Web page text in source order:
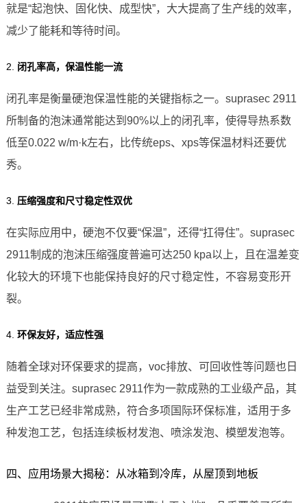
就是“起泡快、固化快、成型快”，大大提高了生产线的效率，
减少了能耗和等待时间。
2. 闭孔率高，保温性能一流
闭孔率是衡量硬泡保温性能的关键指标之一。suprasec 2911
所制备的泡沫通常能达到90%以上的闭孔率，使得导热系数
低至0.022 w/m·k左右，比传统eps、xps等保温材料还要优
秀。
3. 压缩强度和尺寸稳定性双优
在实际应用中，硬泡不仅要“保温”，还得“扛得住”。suprasec
2911制成的泡沫压缩强度普遍可达250 kpa以上，且在温差变
化较大的环境下也能保持良好的尺寸稳定性，不容易变形开
裂。
4. 环保友好，适应性强
随着全球对环保要求的提高，voc排放、可回收性等问题也日
益受到关注。suprasec 2911作为一款成熟的工业级产品，其
生产工艺已经非常成熟，符合多项国际环保标准，适用于多
种发泡工艺，包括连续板材发泡、喷涂发泡、模塑发泡等。
四、应用场景大揭秘：从冰箱到冷库，从屋顶到地板